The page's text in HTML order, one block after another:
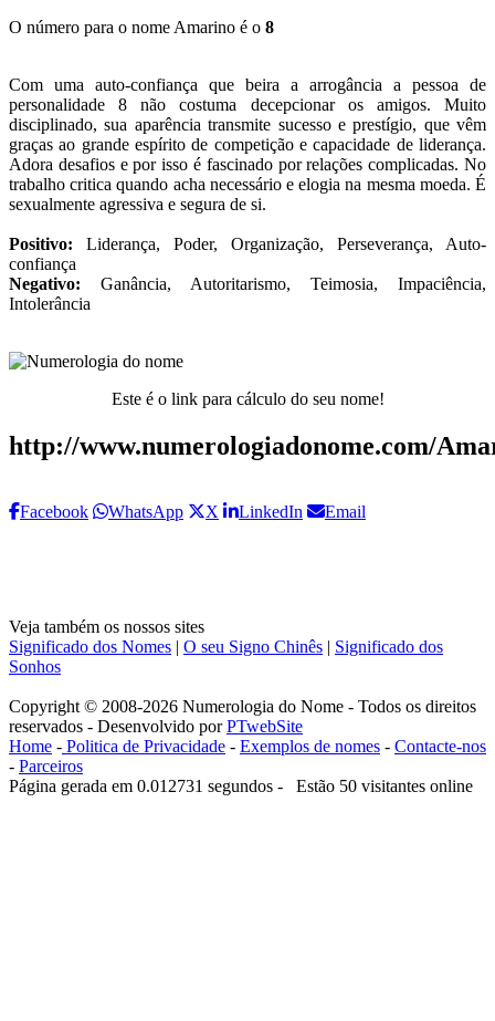
O número para o nome Amarino é o 8
Com uma auto-confiança que beira a arrogância a pessoa de
personalidade 8 não costuma decepcionar os amigos. Muito
disciplinado, sua aparência transmite sucesso e prestígio, que vêm
graças ao grande espírito de competição e capacidade de liderança.
Adora desafios e por isso é fascinado por relações complicadas. No
trabalho critica quando acha necessário e elogia na mesma moeda. É
sexualmente agressiva e segura de si.
Positivo: Liderança, Poder, Organização, Perseverança, Auto-
confiança
Negativo: Ganância, Autoritarismo, Teimosia, Impaciência,
Intolerância
Este é o link para cálculo do seu nome!
http://www.numerologiadonome.com/
Facebook WhatsApp X LinkedIn Email
Veja também os nossos sites
Significado dos Nomes
O seu Signo Chinês
Significado dos
Sonhos
Copyright © 2008-2026 Numerologia do Nome - Todos os direitos
reservados - Desenvolvido porPTwebSite
Home - Politica de Privacidade - Exemplos de nomes - Contacte-nos
- Parceiros
Página gerada em 0.012731 segundos - Estão 50 visitantes online